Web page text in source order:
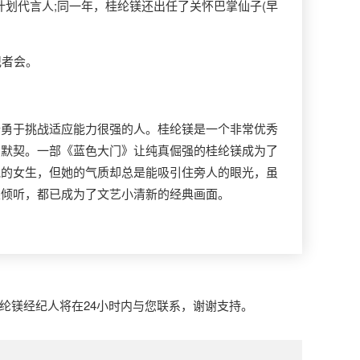
代言人;同一年，桂纶镁还出任了关怀巴掌仙子(早
会。
挑战适应能力很强的人。桂纶镁是一个非常优秀
契。一部《蓝色大门》让纯真倔强的桂纶镁成为了
女生，但她的气质却总是能吸引住旁人的眼光，虽
，都已成为了文艺小清新的经典画面。
经纪人将在24小时内与您联系，谢谢支持。